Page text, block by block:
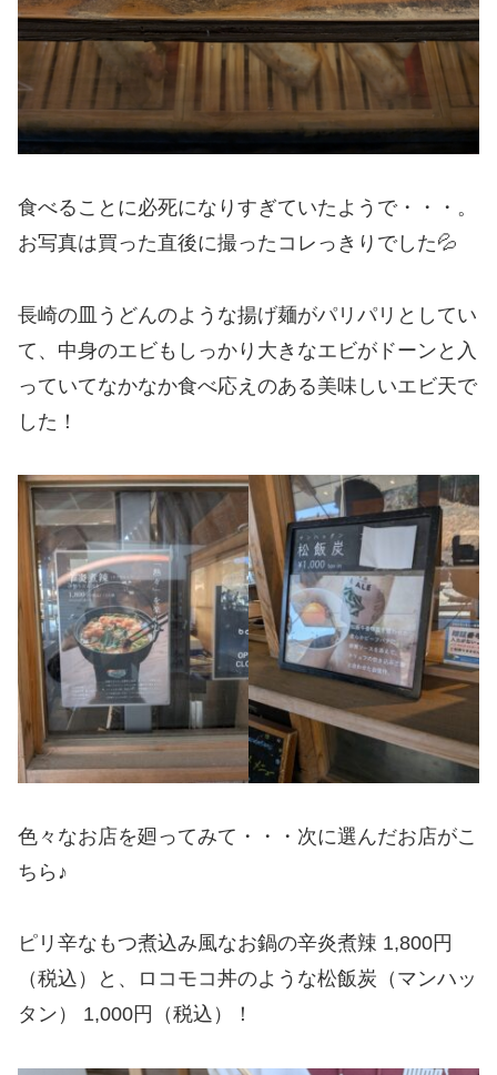
食べることに必死になりすぎていたようで・・・。
お写真は買った直後に撮ったコレっきりでした💦
長崎の皿うどんのような揚げ麺がパリパリとしてい
て、中身のエビもしっかり大きなエビがドーンと入
っていてなかなか食べ応えのある美味しいエビ天で
した！
色々なお店を廻ってみて・・・次に選んだお店がこ
ちら♪
ピリ辛なもつ煮込み風なお鍋の辛炎煮辣 1,800円
（税込）と、ロコモコ丼のような松飯炭（マンハッ
タン） 1,000円（税込）！